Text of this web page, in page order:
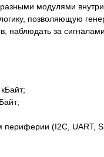
модулями
позволяющую
наблюдать за
(I2C, UART,